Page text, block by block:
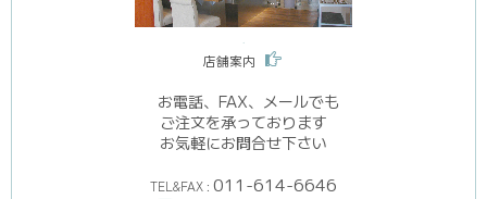
.
店舗案内
お電話、FAX、メールでも
ご注文を承っております
お気軽にお問合せ下さい
TEL&FAX : 011-614-6646